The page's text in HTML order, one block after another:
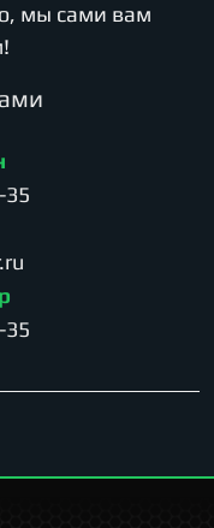
мы сами вам
35
35